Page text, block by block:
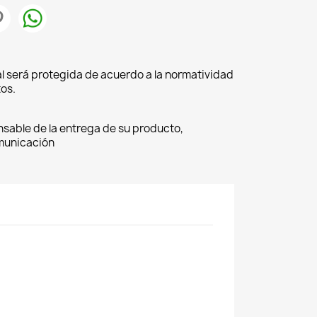
será protegida de acuerdo a la normatividad
de la entrega de su producto,